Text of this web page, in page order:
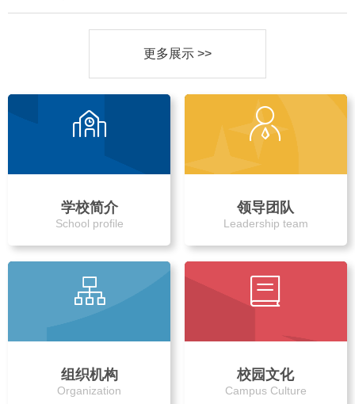
更多展示 >>
学校简介
School profile
领导团队
Leadership team
组织机构
Organization
校园文化
Campus Culture